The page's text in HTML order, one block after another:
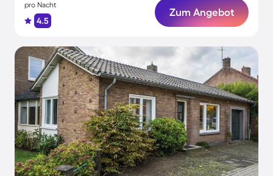
pro Nacht
4.5
Zum Angebot